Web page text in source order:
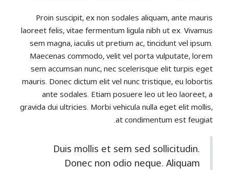
Proin suscipit, ex non sodales aliquam, ante mauris
laoreet felis, vitae fermentum ligula nibh ut ex. Vivamus
sem magna, iaculis ut pretium ac, tincidunt vel ipsum.
Maecenas commodo, velit vel porta vulputate, lorem
sem accumsan nunc, nec scelerisque elit turpis eget
mauris. Donec dictum elit vel nunc tristique, eu lobortis
ante sodales. Etiam posuere leo ut leo laoreet, a
gravida dui ultricies. Morbi vehicula nulla eget elit mollis,
at condimentum est feugiat.
Duis mollis et sem sed sollicitudin.
Donec non odio neque. Aliquam